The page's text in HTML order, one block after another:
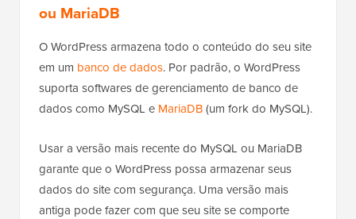
ou MariaDB
O WordPress armazena todo o conteúdo do seu site
em um banco de dados. Por padrão, o WordPress
suporta softwares de gerenciamento de banco de
dados como MySQL e MariaDB(um fork do MySQL).
Usar a versão mais recente do MySQL ou MariaDB
garante que o WordPress possa armazenar seus
dados do site com segurança. Uma versão mais
antiga pode fazer com que seu site se comporte